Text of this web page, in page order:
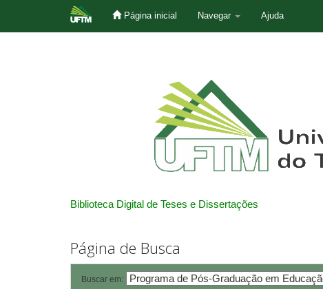
Página inicial Navegar Ajuda
Biblioteca Digital de Teses e Dissertações
Página de Busca
Buscar em: